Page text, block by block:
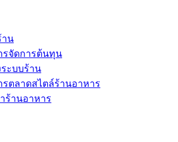
าน
รจัดการต้นทุน
ะบบร้าน
รตลาดสไตล์ร้านอาหาร
ร้านอาหาร